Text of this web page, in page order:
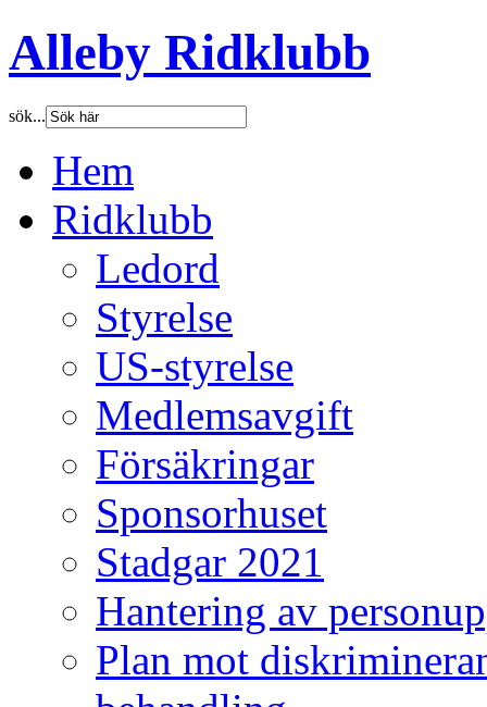
Alleby Ridklubb
sök...
Hem
Ridklubb
Ledord
Styrelse
US-styrelse
Medlemsavgift
Försäkringar
Sponsorhuset
Stadgar 2021
Hantering av
Plan mot